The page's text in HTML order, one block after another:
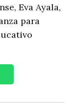
Eva Ayala,
para